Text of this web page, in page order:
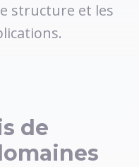
structure et les
de